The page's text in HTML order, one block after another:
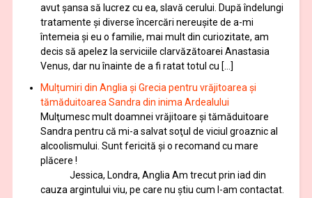
avut șansa să lucrez cu ea, slavă cerului. După îndelungi
tratamente şi diverse încercări nereușite de a-mi
întemeia şi eu o familie, mai mult din curiozitate, am
decis să apelez la serviciile clarvăzătoarei Anastasia
Venus, dar nu înainte de a fi ratat totul cu […]
Mulțumiri din Anglia și Grecia pentru vrăjitoarea și
tămăduitoarea Sandra din inima Ardealului
Mulţumesc mult doamnei vrăjitoare și tămăduitoare
Sandra pentru că mi-a salvat soţul de viciul groaznic al
alcoolismului. Sunt fericită și o recomand cu mare
plăcere !
Jessica, Londra, Anglia Am trecut prin iad din
cauza argintului viu, pe care nu știu cum l-am contactat.